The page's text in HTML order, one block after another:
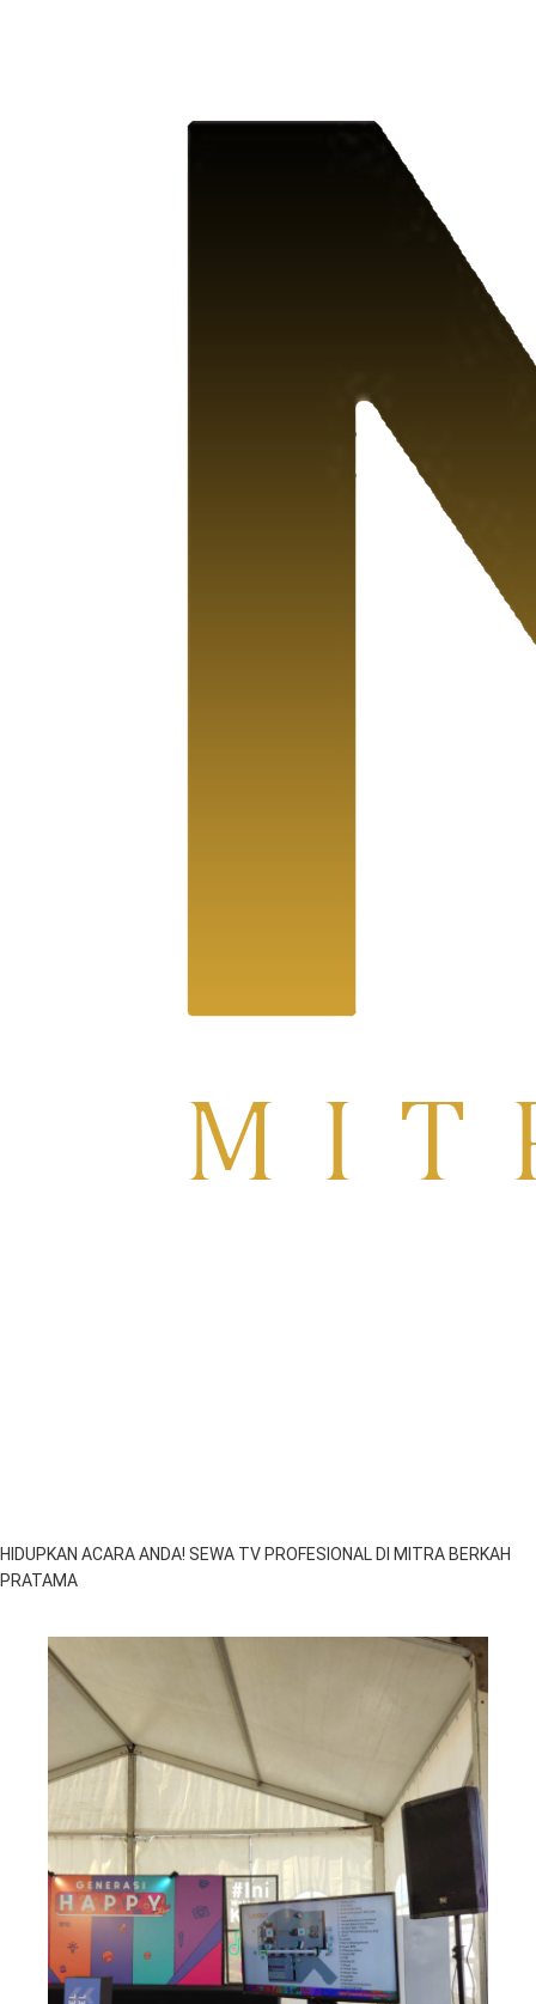
HIDUPKAN ACARA ANDA! SEWA TV PROFESIONAL DI MITRA BERKAH
PRATAMA